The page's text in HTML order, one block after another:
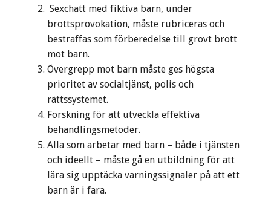
Sexchatt med fiktiva barn, under
brottsprovokation, måste rubriceras och
bestraffas som förberedelse till grovt brott
mot barn.
Övergrepp mot barn måste ges högsta
prioritet av socialtjänst, polis och
rättssystemet.
Forskning för att utveckla effektiva
behandlingsmetoder.
Alla som arbetar med barn – både i tjänsten
och ideellt – måste gå en utbildning för att
lära sig upptäcka varningssignaler på att ett
barn är i fara.